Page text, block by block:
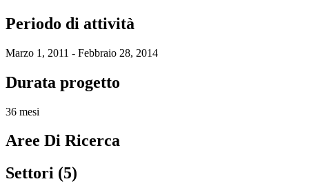
Periodo di attività
Marzo 1, 2011 - Febbraio 28, 2014
Durata progetto
36 mesi
Aree Di Ricerca
Settori (5)